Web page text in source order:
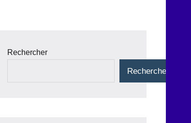
Rechercher
Rechercher